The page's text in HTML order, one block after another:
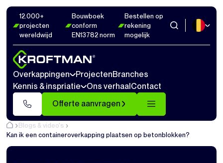
12.000+
projecten
wereldwijd
Bouwboek
conform
EN13782 norm
Bestellen op
rekening
mogelijk
Overkappingen ProjectenBranches
Kennis & inspriatie
Ons verhaalContact
Offerte aanvragen
Blogs & video's
Kan ik een containeroverkapping plaatsen op betonblokken?